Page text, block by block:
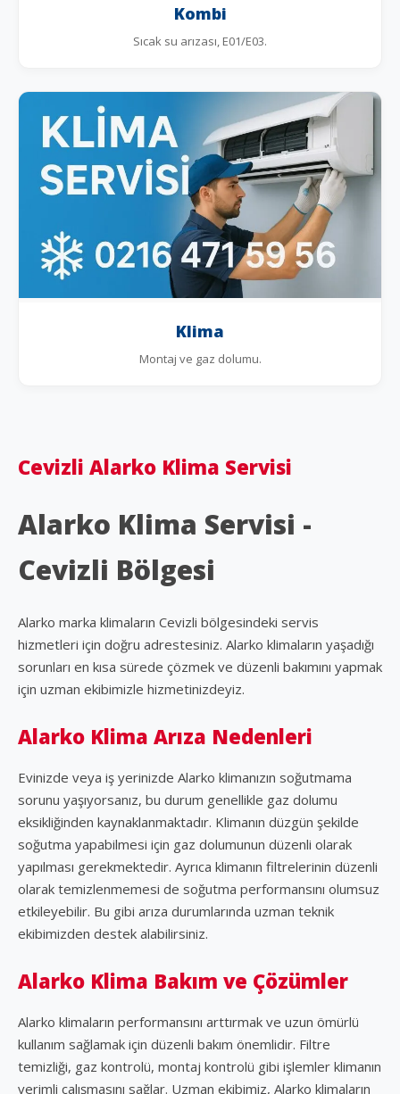
Kombi
Sıcak su arızası, E01/E03.
Klima
Montaj ve gaz dolumu.
Cevizli Alarko Klima Servisi
Alarko Klima Servisi -
Cevizli Bölgesi
Alarko marka klimaların Cevizli bölgesindeki servis
hizmetleri için doğru adrestesiniz. Alarko klimaların yaşadığı
sorunları en kısa sürede çözmek ve düzenli bakımını yapmak
için uzman ekibimizle hizmetinizdeyiz.
Alarko Klima Arıza Nedenleri
Evinizde veya iş yerinizde Alarko klimanızın soğutmama
sorunu yaşıyorsanız, bu durum genellikle gaz dolumu
eksikliğinden kaynaklanmaktadır. Klimanın düzgün şekilde
soğutma yapabilmesi için gaz dolumunun düzenli olarak
yapılması gerekmektedir. Ayrıca klimanın filtrelerinin düzenli
olarak temizlenmemesi de soğutma performansını olumsuz
etkileyebilir. Bu gibi arıza durumlarında uzman teknik
ekibimizden destek alabilirsiniz.
Alarko Klima Bakım ve Çözümler
Alarko klimaların performansını arttırmak ve uzun ömürlü
kullanım sağlamak için düzenli bakım önemlidir. Filtre
temizliği, gaz kontrolü, montaj kontrolü gibi işlemler klimanın
verimli çalışmasını sağlar. Uzman ekibimiz, Alarko klimaların